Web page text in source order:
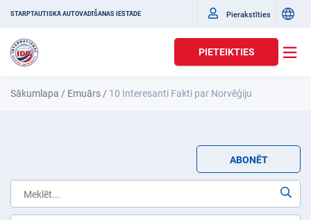
STARPTAUTISKĀ AUTOVADĪŠANAS IESTĀDE Pierakstīties
PIETEIKTIES
Sākumlapa / Emuārs / 10 Interesanti Fakti par Norvēģiju
ABONĒT